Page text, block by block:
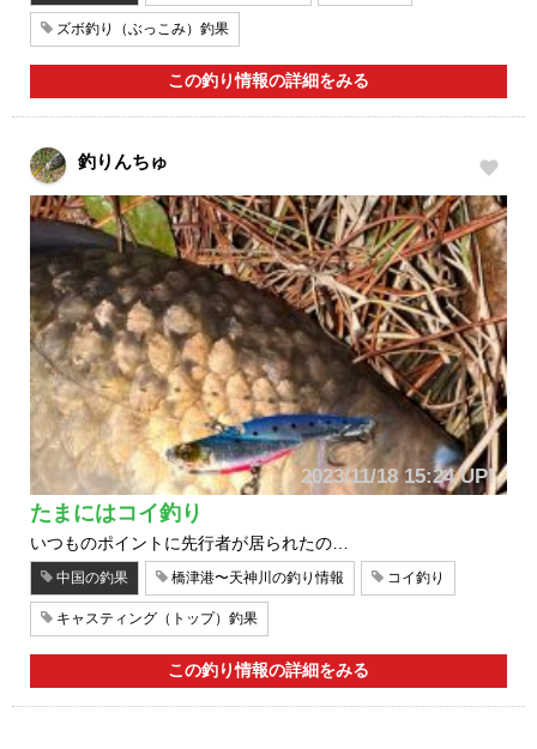
ズボ釣り（ぶっこみ）釣果
この釣り情報の詳細をみる
釣りんちゅ
2023/11/18 15:24 UP!
たまにはコイ釣り
いつものポイントに先行者が居られたの…
中国の釣果 橋津港〜天神川の釣り情報 コイ釣り
キャスティング（トップ）釣果
この釣り情報の詳細をみる